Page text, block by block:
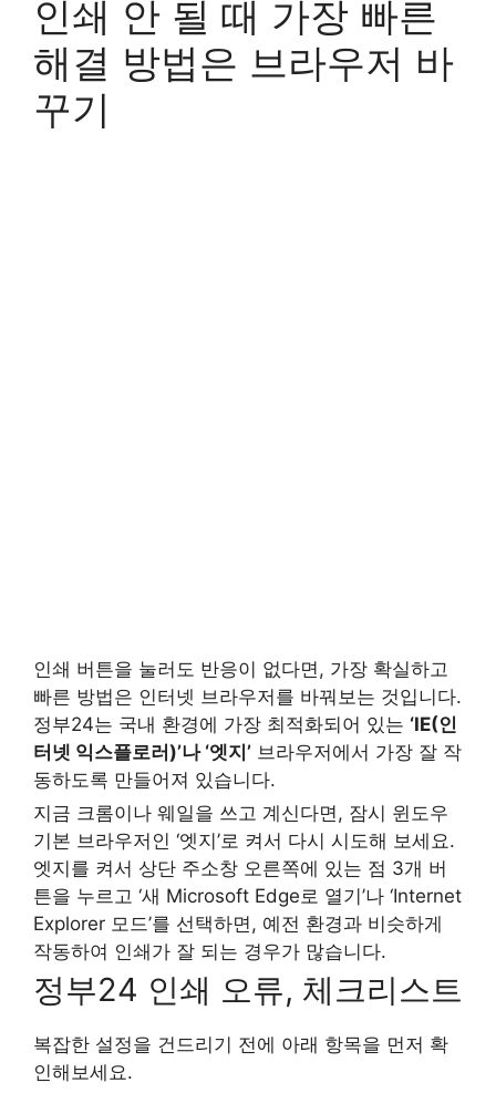
인쇄 안 될 때 가장 빠른
해결 방법은 브라우저 바
꾸기
인쇄 버튼을 눌러도 반응이 없다면, 가장 확실하고
빠른 방법은 인터넷 브라우저를 바꿔보는 것입니다.
정부24는 국내 환경에 가장 최적화되어 있는 ‘IE(인
터넷 익스플로러)’나 ‘엣지’ 브라우저에서 가장 잘 작
동하도록 만들어져 있습니다.
지금 크롬이나 웨일을 쓰고 계신다면, 잠시 윈도우
기본 브라우저인 ‘엣지’로 켜서 다시 시도해 보세요.
엣지를 켜서 상단 주소창 오른쪽에 있는 점 3개 버
튼을 누르고 ‘새 Microsoft Edge로 열기’나 ‘Internet
Explorer 모드’를 선택하면, 예전 환경과 비슷하게
작동하여 인쇄가 잘 되는 경우가 많습니다.
정부24 인쇄 오류, 체크리스트
복잡한 설정을 건드리기 전에 아래 항목을 먼저 확
인해보세요.